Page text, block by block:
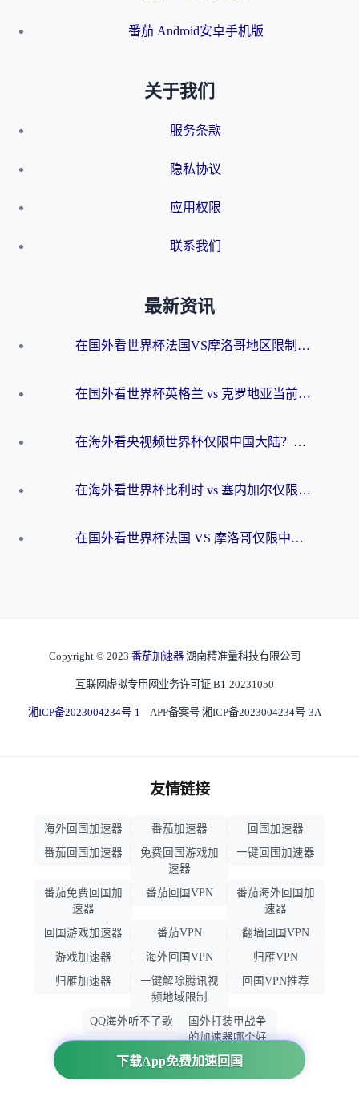
番茄 Android安卓手机版
关于我们
服务条款
隐私协议
应用权限
联系我们
最新资讯
在国外看世界杯法国VS摩洛哥地区限制？这篇指南让你流畅看中文解说无压力
在国外看世界杯英格兰 vs 克罗地亚当前地区不可播放？这篇指南帮你搞定所有海外观赛难题
在海外看央视频世界杯仅限中国大陆？这篇指南帮你解锁中文解说+无卡顿直播
在海外看世界杯比利时 vs 塞内加尔仅限中国大陆？我找到了最流畅的中文解说之路
在国外看世界杯法国 VS 摩洛哥仅限中国大陆？海外党这样看中文解说赛事不卡顿
下载App免费加速回国
Copyright © 2023 番茄加速器 湖南精准量科技有限公司
互联网虚拟专用网业务许可证 B1-20231050
湘ICP备2023004234号-1 APP备案号 湘ICP备2023004234号-3A
友情链接
海外回国加速器 番茄加速器
回国加速器
番茄回国加速器
免费回国游戏加
速器
一键回国加速器
番茄免费回国加
速器
番茄回国VPN
番茄海外回国加
速器
回国游戏加速器
番茄VPN
翻墙回国VPN
游戏加速器
海外回国VPN
归雁VPN
归雁加速器
一键解除腾讯视
频地域限制
回国VPN推荐
QQ海外听不了歌
国外打装甲战争
的加速器哪个好
用